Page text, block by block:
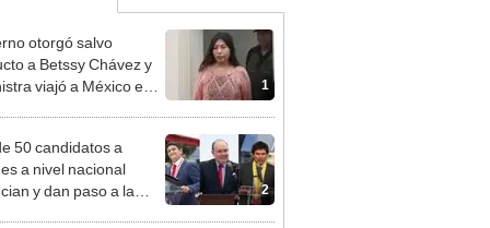
1
otorgó salvo
a Betssy Chávez y
viajó a México en
2
50 candidatos a
a nivel nacional
y dan paso a la